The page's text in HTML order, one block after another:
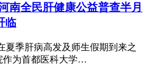
南全民肝健康公益普查半月
临
夏季肝病高发及师生假期到来之
作为首都医科大学…